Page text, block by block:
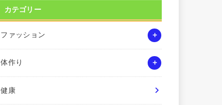
カテゴリー
ファッション
体作り
健康